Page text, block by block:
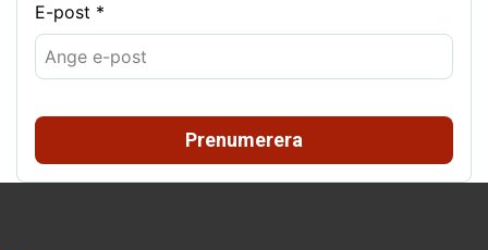
E-post *
Prenumerera